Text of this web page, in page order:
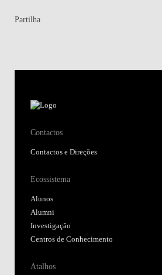
Partilha
Contactos
Contactos e Direções
Ecossistema
Alunos
Alumni
Investigação
Centros de Conhecimento
Atalhos